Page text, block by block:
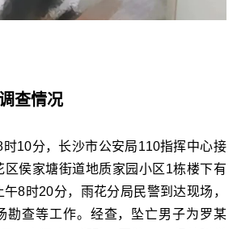
查情况
10分，长沙市公安局110指挥中心接
区侯家塘街道地质家园小区1栋楼下有
8时20分，雨花分局民警到达现场，
勘查等工作。经查，坠亡男子为罗某